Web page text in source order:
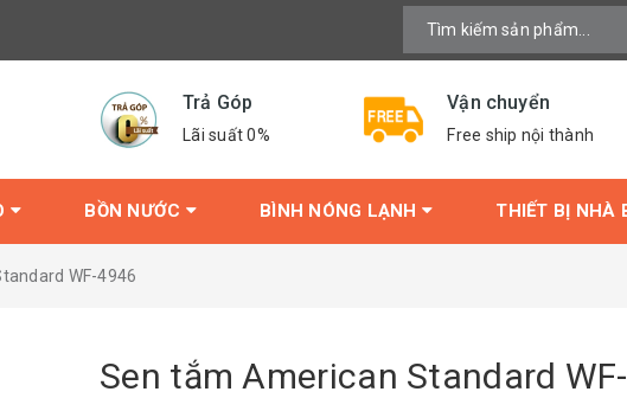
Trả Góp
Lãi suất 0%
Vận chuyển
Free ship nội thành
BỒN NƯỚC BÌNH NÓNG LẠNH THIẾT BỊ NHÀ
WF-4946
Sen tắm American Standard